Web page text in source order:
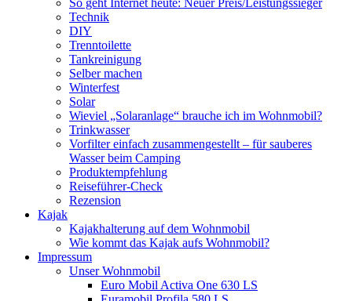
Technik
DIY
Trenntoilette
Tankreinigung
Selber machen
Winterfest
Solar
Wieviel „Solaranlage“ brauche ich im Wohnmobil?
Trinkwasser
Vorfilter einfach zusammengestellt – für sauberes
Wasser beim Camping
Produktempfehlung
Reiseführer-Check
Rezension
Kajak
Kajakhalterung auf dem Wohnmobil
Wie kommt das Kajak aufs Wohnmobil?
Impressum
Unser Wohnmobil
Euro Mobil Activa One 630 LS